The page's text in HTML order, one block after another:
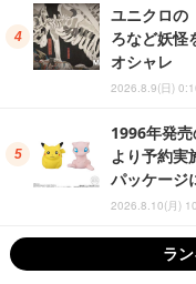
ユニクロの
ろなど妖怪
オシャレ
2026.8.9(日)
1996年発
より予約実
パッケージ
2026.8.10(月)
ラ